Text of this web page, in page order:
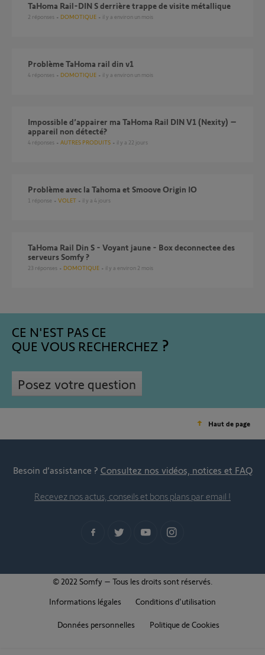
TaHoma Rail-DIN S derrière trappe de visite métallique
2 réponses DOMOTIQUE il y a environ un mois
Problème TaHoma rail din v1
4 réponses DOMOTIQUE il y a environ un mois
Impossible d’appairer ma TaHoma Rail DIN V1 (Nexity) –
appareil non détecté?
4 réponses AUTRES PRODUITS il y a 22 jours
Problème avec la Tahoma et Smoove Origin IO
1 réponse VOLET il y a 4 jours
TaHoma Rail Din S - Voyant jaune - Box deconnectee des
serveurs Somfy ?
23 réponses DOMOTIQUE il y a environ 2 mois
CE N'EST PAS CE
QUE VOUS RECHERCHEZ
Posez votre question
Haut de page
Besoin d’assistance ? Consultez nos vidéos, notices et FAQ
Recevez nos actus, conseils et bons plans par email !
© 2022 Somfy – Tous les droits sont réservés.
Informations légales
Conditions d'utilisation
Données personnelles Politique de Cookies